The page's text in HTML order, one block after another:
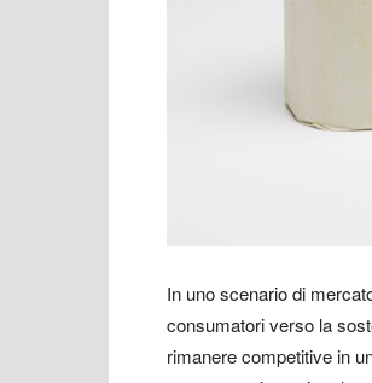
In uno scenario di
consumatori verso la
rimanere competitive in